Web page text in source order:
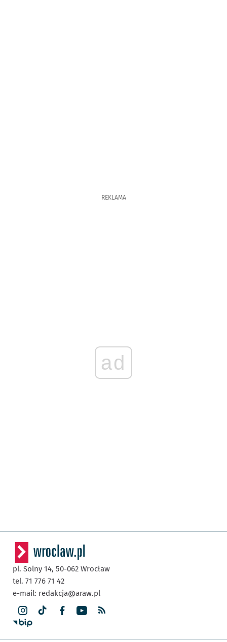
REKLAMA
ad
pl. Solny 14, 50-062 Wrocław
tel. 71 776 71 42
e-mail: redakcja@araw.pl